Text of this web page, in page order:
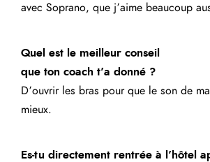
avec Soprano, que j’aime beaucoup
Quel est le meilleur conseil
que ton coach t’a donné ?
D’ouvrir les bras pour que le son de
mieux.
Es-tu directement rentrée à l’hôtel